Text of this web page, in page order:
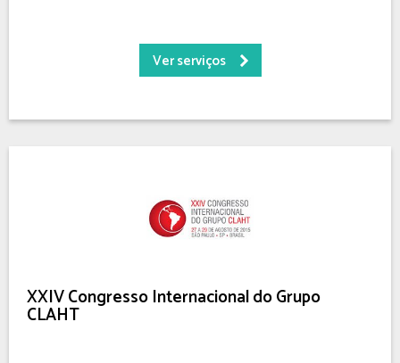
Ver serviços
XXIV Congresso Internacional do Grupo
CLAHT